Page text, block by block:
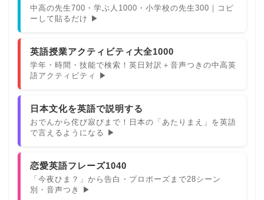
中高の先生700・学ぶ人1000・小学校の先生300｜コピ
ーして貼るだけ ▶
英語授業アクティビティ大全1000
学年・時間・技能で検索！英日対訳＋音声つきの中高英
語アクティビティ ▶
日本文化を英語で説明する
おでんから侘び寂びまで！日本の「あたりまえ」を英語
で言えるようになる ▶
恋愛英語フレーズ1040
「今夜ひま？」から告白・プロポーズまで28シーン
別・音声つき ▶